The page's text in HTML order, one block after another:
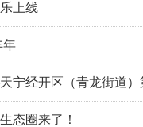
上线
年
经开区（青龙街道）
态圈来了！